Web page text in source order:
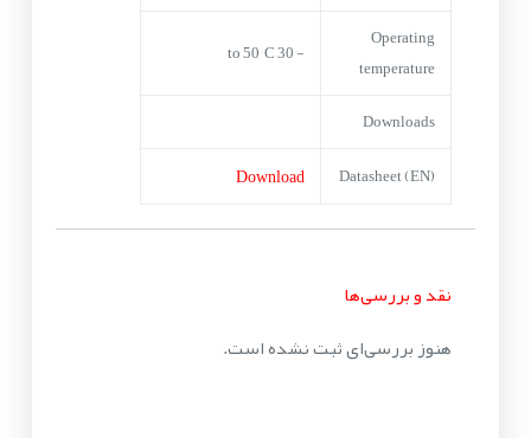
Operating
temperature
-30° to 50° C
Downloads
Datasheet (EN)
Download
نقد و بررسی‌ها
هنوز بررسی‌ای ثبت نشده است.